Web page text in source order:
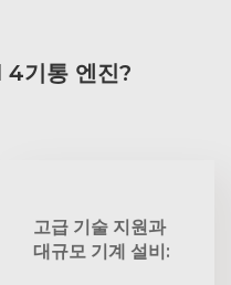
기통 엔진?
고급 기술 지원과
대규모 기계 설비: